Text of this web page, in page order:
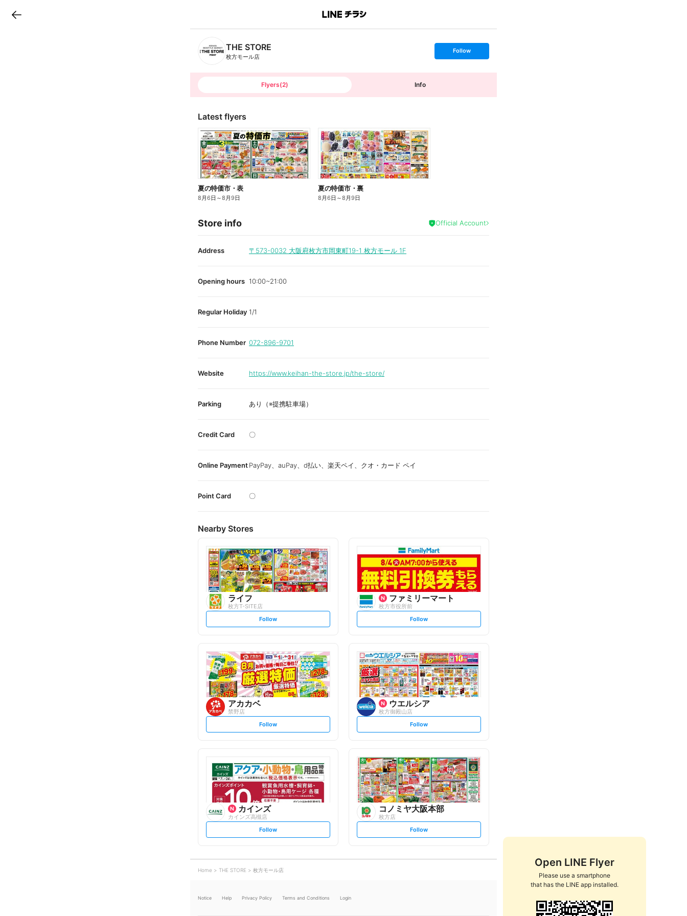
B
n
c
h
T
THE STORE
枚方モール店
s
t
o
Follow
Flyers(2) Info
Latest flyers
夏の特価市・表
8月6日 ～8月9日
夏の特価市・裏
8月6日 ～8月9日
Store info Official Account
Address 〒573-0032 大阪府枚方市岡東町19-1 枚方モール 1F
Opening hours 10:00~21:00
Regular Holiday 1/1
Phone Number 072-896-9701
Website https://www.keihan-the-store.jp/the-store/
Parking あり（※提携駐車場）
Credit Card 〇
Online PaymentPayPay、auPay、d払い、楽天ペイ、クオ・カード ペイ
Point Card 〇
Nearby Stores
ライフ
枚方T-SITE店
s
t
l
o
w
Follow
ファミリーマート
枚方市役所前
s
t
l
o
w
Follow
アカカベ
禁野店
s
t
o
w
Follow
ウエルシア
枚方御殿山店
s
t
l
o
w
Follow
カインズ
カインズ高槻店
s
t
o
w
Follow
コノミヤ大阪本部
枚方店
s
t
Follow
Open LINE Flyer
Please use a smartphone
that has the LINE app installed.
Home THE STORE 枚方モール店
Notice Help Privacy Policy Terms and Conditions Login